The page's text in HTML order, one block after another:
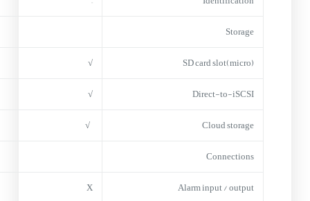
Storage
(micro)SD card slot
√
Direct-to-iSCSI
√
Cloud storage
√
Connections
Alarm input / output
X